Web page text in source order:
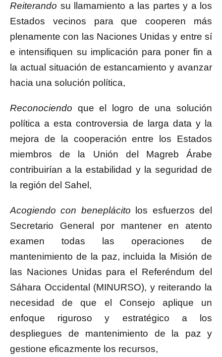
Reiterando su llamamiento a las partes y a los
Estados vecinos para que cooperen más
plenamente con las Naciones Unidas y entre sí
e intensifiquen su implicación para poner fin a
la actual situación de estancamiento y avanzar
hacia una solución política,
Reconociendo que el logro de una solución
política a esta controversia de larga data y la
mejora de la cooperación entre los Estados
miembros de la Unión del Magreb Árabe
contribuirían a la estabilidad y la seguridad de
la región del Sahel,
Acogiendo con beneplácito los esfuerzos del
Secretario General por mantener en atento
examen todas las operaciones de
mantenimiento de la paz, incluida la Misión de
las Naciones Unidas para el Referéndum del
Sáhara Occidental (MINURSO), y reiterando la
necesidad de que el Consejo aplique un
enfoque riguroso y estratégico a los
despliegues de mantenimiento de la paz y
gestione eficazmente los recursos,